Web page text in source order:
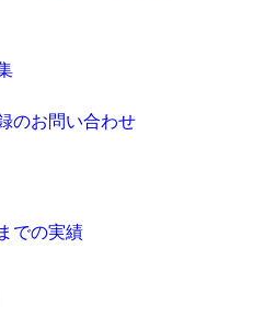
のお問い合わせ
での実績